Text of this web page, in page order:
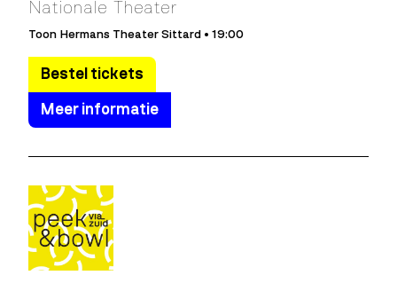
Nationale Theater
Toon Hermans Theater Sittard • 19:00
Bestel tickets
Meer informatie